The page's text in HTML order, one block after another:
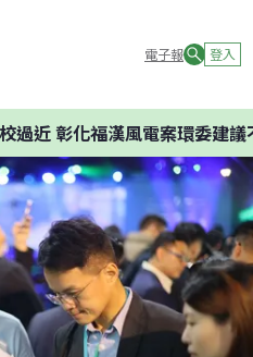
電子報 登入
化福漢風電案環委建議不應開